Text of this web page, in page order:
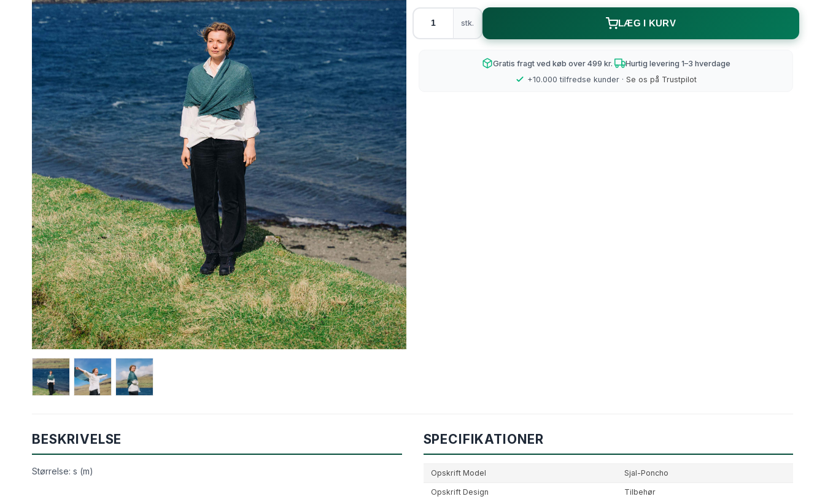
Rustic
Cotton 8-4
Cotton 8-8
Se alle →
Bomuld/Bambus/Hør
Arezzo
Mohair/Nylon
Hjerte Kid Mohair
Kid Mohair HAND-DYED
Strømpegarn
Uld
Uld plantefarvning
90 Extra fine merino
120 Extra fine merino
150 Extra fine merino
Baby Wool/Trunte
Se alle →
Uld/Acryl
Deco Woolen - Deco tweed
Uld/Nylon
Aloe Sockwool
Armonia
Armonia Handdyed
Armonia Print
Uld/silke
Wool-Silk
Opskrifter Herrer Opskrifter Kvinder med former Opskrifter Tilbehør Strikke/hæklebøger m.m
stk. LÆG I KURV
Gratis fragt ved køb over 499 kr.·
Hurtig levering 1–3 hverdage
+10.000 tilfredse kunder · Se os på Trustpilot
BESKRIVELSE
Størrelse: s (m)
SPECIFIKATIONER
Opskrift Model Sjal-Poncho
Opskrift Design Tilbehør